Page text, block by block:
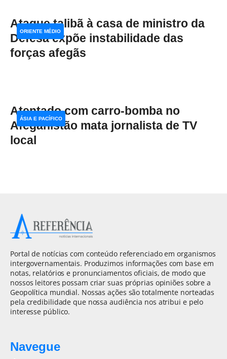
Ataque talibã à casa de ministro da
Defesa expõe instabilidade das
forças afegãs
ORIENTE MÉDIO
Atentado com carro-bomba no
Afeganistão mata jornalista de TV
local
ÁSIA E PACÍFICO
Portal de notícias com conteúdo referenciado em organismos
intergovernamentais. Produzimos informações com base em
notas, relatórios e pronunciamentos oficiais, de modo que
nossos leitores possam criar suas próprias opiniões sobre a
Geopolítica mundial. Nossas ações são totalmente norteadas
pela credibilidade que nossa audiência nos atribui e pelo
interesse público.
Navegue